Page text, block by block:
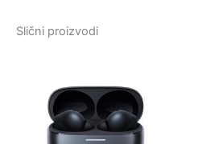
BT
Slični proizvodi